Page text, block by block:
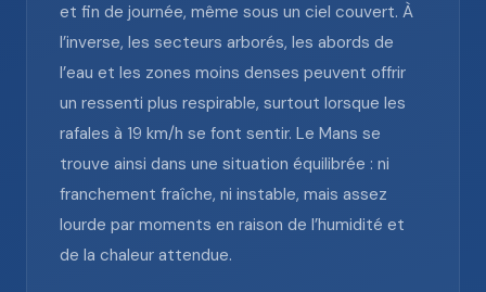
et fin de journée, même sous un ciel couvert. À
l’inverse, les secteurs arborés, les abords de
l’eau et les zones moins denses peuvent offrir
un ressenti plus respirable, surtout lorsque les
rafales à 19 km/h se font sentir. Le Mans se
trouve ainsi dans une situation équilibrée : ni
franchement fraîche, ni instable, mais assez
lourde par moments en raison de l’humidité et
de la chaleur attendue.